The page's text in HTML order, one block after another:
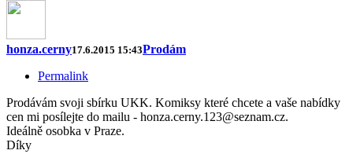
honza.cerny17.6.2015 15:43Prodám
Permalink
Prodávám svoji sbírku UKK. Komiksy které chcete a vaše nabídky
cen mi posílejte do mailu - honza.cerny.123@seznam.cz.
Ideálně osobka v Praze.
Díky